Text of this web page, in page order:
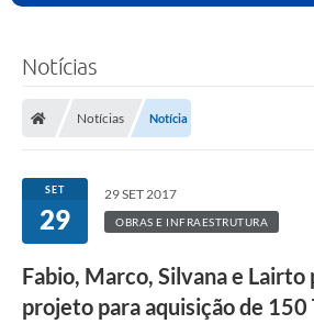
Notícias
Notícias Notícia
SET
29
29 SET 2017
OBRAS E INFRAESTRUTURA
Fabio, Marco, Silvana e
projeto para aquisição de 150